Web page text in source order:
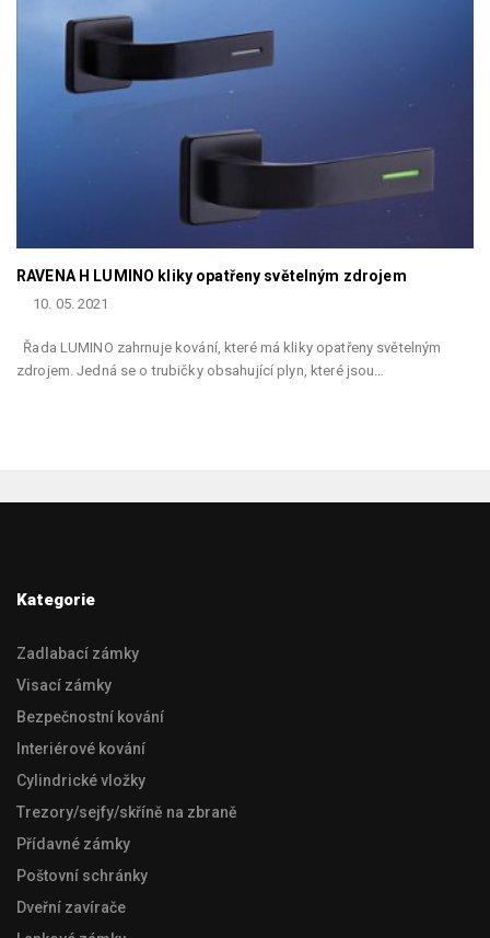
RAVENA H LUMINO kliky opatřeny světelným zdrojem
10. 05. 2021
Řada LUMINO zahrnuje kování, které má kliky opatřeny světelným
zdrojem. Jedná se o trubičky obsahující plyn, které jsou…
Kategorie
Zadlabací zámky
Visací zámky
Bezpečnostní kování
Interiérové kování
Cylindrické vložky
Trezory/sejfy/skříně na zbraně
Přídavné zámky
Poštovní schránky
Dveřní zavírače